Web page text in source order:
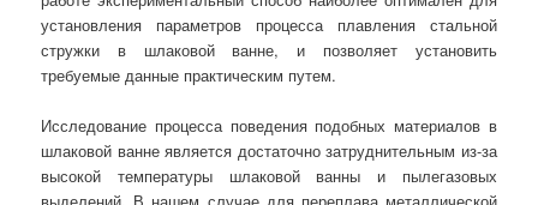
установления параметров процесса плавления стальной
стружки в шлаковой ванне, и позволяет установить
требуемые данные практическим путем.
Исследование процесса поведения подобных материалов в
шлаковой ванне является достаточно затруднительным из-за
высокой температуры шлаковой ванны и пылегазовых